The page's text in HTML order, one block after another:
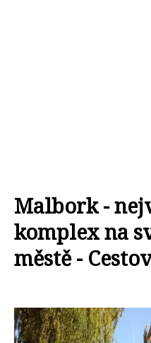
Malbork -
komplex na
městě -